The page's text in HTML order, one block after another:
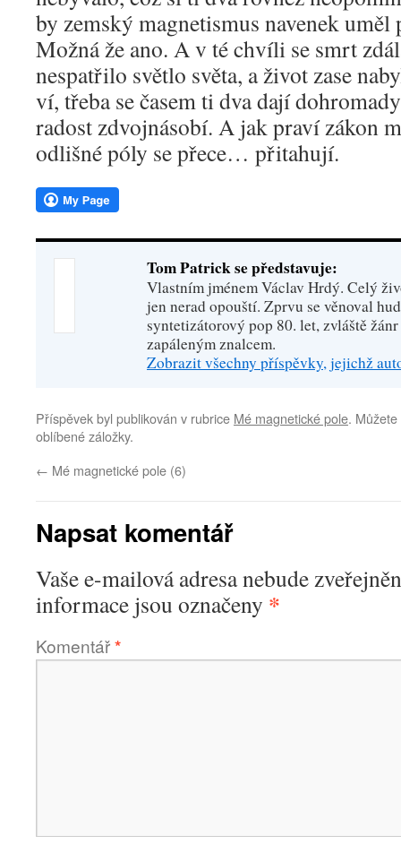
by zemský magnetismus navenek
Možná že ano. A v té chvíli se smrt
nespatřilo světlo světa, a život zase
ví, třeba se časem ti dva dají
radost zdvojnásobí. A jak praví zákon
odlišné póly se přece… přitahují.
Tom Patrick se představuje:
Vlastním jménem Václav Hrdý. Celý
jen nerad opouští. Zprvu se věnoval
syntetizátorový pop 80. let, zvláště
zapáleným znalcem.
Zobrazit všechny příspěvky, jejichž
Příspěvek byl publikován v rubrice Mé magnetické pole.
oblíbené záložky.
← Mé magnetické pole (6)
Napsat komentář
Vaše e-mailová adresa nebude
informace jsou označeny *
Komentář*